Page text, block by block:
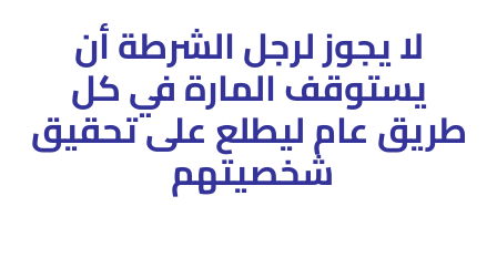
لا يجوز لرجل الشرطة أن
يستوقف المارة في كل
طريق عام ليطلع على تحقيق
شخصيتهم